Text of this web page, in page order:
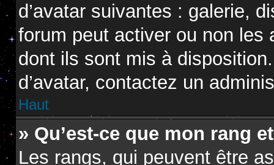
d’avatar suivantes : galerie,
forum peut activer ou non les
dont ils sont mis à
d’avatar, contactez un
Haut
» Qu’est-ce que mon rang
Les rangs, qui peuvent être